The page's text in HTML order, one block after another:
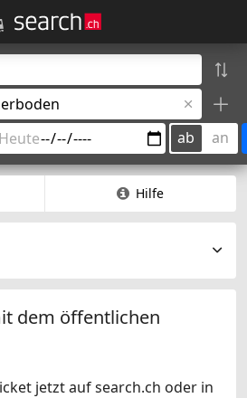
ab an
Hilfe
dem öffentlichen
jetzt auf search.ch oder in